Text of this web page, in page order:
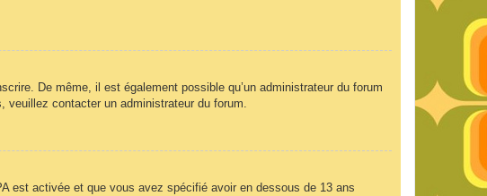
De même, il est également possible qu’un administrateur du forum
veuillez contacter un administrateur du forum.
est activée et que vous avez spécifié avoir en dessous de 13 ans